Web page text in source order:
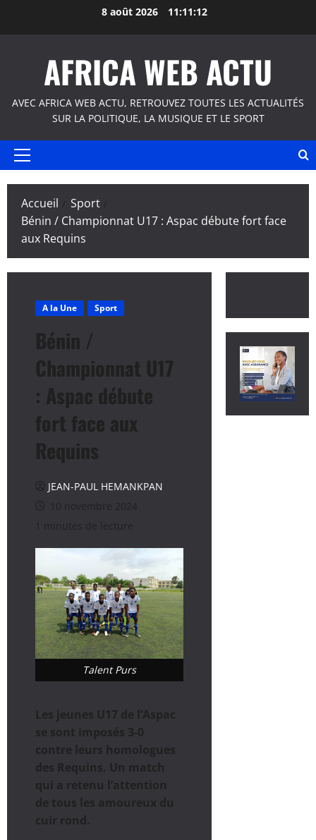
8 août 2026 11:11:12
AFRICA WEB ACTU
AVEC AFRICA WEB ACTU, RETROUVEZ TOUTES LES ACTUALITÉS
SUR LA POLITIQUE, LA MUSIQUE ET LE SPORT
Menu
Accueil
Sport
Bénin / Championnat U17 : Aspac débute fort face
aux Requins
A la Une Sport
Bénin /
Championnat U17
: Aspac débute
fort face aux
Requins
JEAN-PAUL HEMANKPAN
10 novembre 2024
1 minutes de lecture
Talent Purs
Les jeunes U17 de l’Aspac
se sont imposés 3-0
contre leurs homologues
des Requins. Un match
qui a retenu l’attention
de tous les amoureux du
cuir rond.